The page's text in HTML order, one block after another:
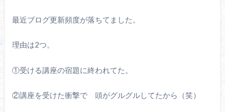
最近ブログ更新頻度が落ちてました。
理由は2つ。
①受ける講座の宿題に終われてた。
②講座を受けた衝撃で 頭がグルグルしてたから（笑）